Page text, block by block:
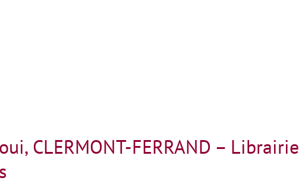
CLERMONT-FERRAND – Librairie